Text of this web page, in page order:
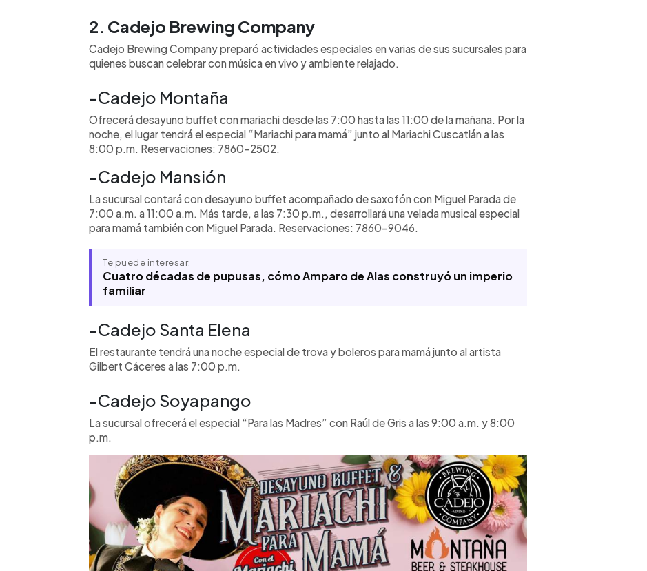
2. Cadejo Brewing Company
Cadejo Brewing Company preparó actividades especiales en varias de sus sucursales para
quienes buscan celebrar con música en vivo y ambiente relajado.
-Cadejo Montaña
Ofrecerá desayuno buffet con mariachi desde las 7:00 hasta las 11:00 de la mañana. Por la
noche, el lugar tendrá el especial “Mariachi para mamá” junto al Mariachi Cuscatlán a las
8:00 p.m. Reservaciones: 7860-2502.
-Cadejo Mansión
La sucursal contará con desayuno buffet acompañado de saxofón con Miguel Parada de
7:00 a.m. a 11:00 a.m. Más tarde, a las 7:30 p.m., desarrollará una velada musical especial
para mamá también con Miguel Parada. Reservaciones: 7860-9046.
Te puede interesar:
Cuatro décadas de pupusas, cómo Amparo de Alas construyó un imperio
familiar
-Cadejo Santa Elena
El restaurante tendrá una noche especial de trova y boleros para mamá junto al artista
Gilbert Cáceres a las 7:00 p.m.
-Cadejo Soyapango
La sucursal ofrecerá el especial “Para las Madres” con Raúl de Gris a las 9:00 a.m. y 8:00
p.m.